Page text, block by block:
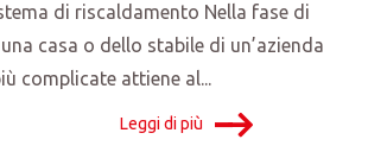
di riscaldamento Nella fase di
casa o dello stabile di un’azienda
complicate attiene al...
Leggi di più